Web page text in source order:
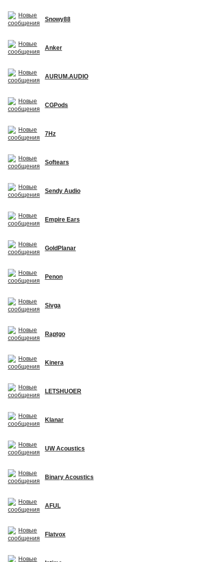
Snowy88
Anker
AURUM.AUDIO
CGPods
7Hz
Softears
Sendy Audio
Empire Ears
GoldPlanar
Penon
Sivga
Raptgo
Kinera
LETSHUOER
Klanar
UW Acoustics
Binary Acoustics
AFUL
Flatvox